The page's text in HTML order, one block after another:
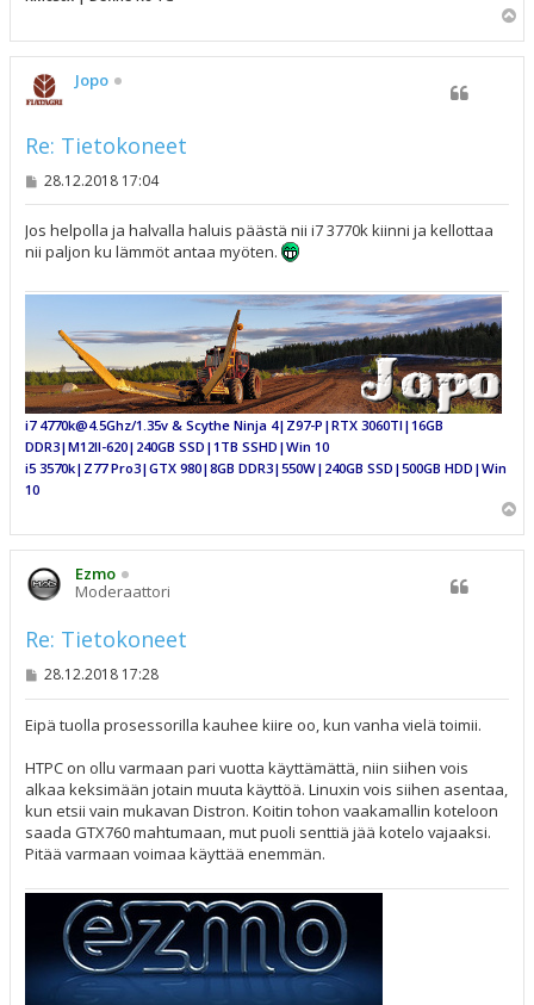
ö
Jopo
Re: Tietokoneet
V
s
t
i
28.12.2018 17:04
Jos helpolla ja halvalla haluis päästä nii i7 3770k kiinni ja kellottaa
nii paljon ku lämmöt antaa myöten.
i7 4770k@4.5Ghz/1.35v & Scythe Ninja 4|Z97-P|RTX 3060TI|16GB
DDR3|M12II-620|240GB SSD|1TB SSHD|Win 10
i5 3570k|Z77 Pro3|GTX 980|8GB DDR3|550W|240GB SSD|500GB HDD|Win
10
ö
Ezmo
Moderaattori
Re: Tietokoneet
V
e
s
t
28.12.2018 17:28
Eipä tuolla prosessorilla kauhee kiire oo, kun vanha vielä toimii.
HTPC on ollu varmaan pari vuotta käyttämättä, niin siihen vois
alkaa keksimään jotain muuta käyttöä. Linuxin vois siihen asentaa,
kun etsii vain mukavan Distron. Koitin tohon vaakamallin koteloon
saada GTX760 mahtumaan, mut puoli senttiä jää kotelo vajaaksi.
Pitää varmaan voimaa käyttää enemmän.